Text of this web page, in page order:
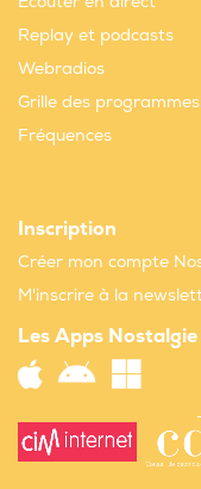
Replay et podcasts
Webradios
Grille des programmes
Fréquences
Inscription
Créer mon compte
M'inscrire à la
Les Apps Nostalgie